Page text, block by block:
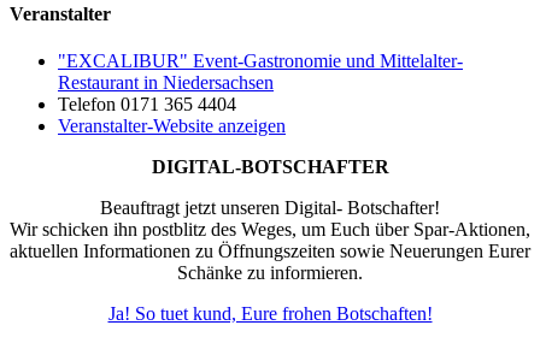
Veranstalter
"EXCALIBUR" Event-Gastronomie und Mittelalter-
Restaurant in Niedersachsen
Telefon 0171 365 4404
Veranstalter-Website anzeigen
DIGITAL-BOTSCHAFTER
Beauftragt jetzt unseren Digital- Botschafter!
Wir schicken ihn postblitz des Weges, um Euch über Spar-Aktionen,
aktuellen Informationen zu Öffnungszeiten sowie Neuerungen Eurer
Schänke zu informieren.
Ja! So tuet kund, Eure frohen Botschaften!